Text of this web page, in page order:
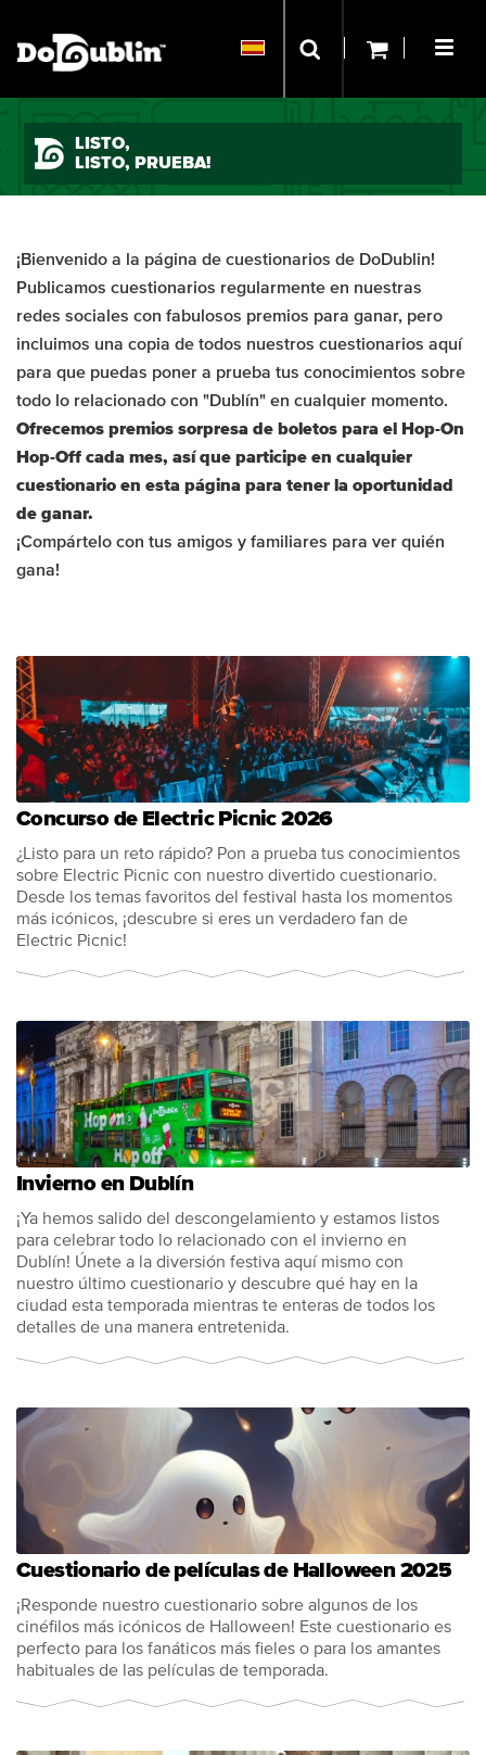
LISTO,
LISTO, PRUEBA!
¡Bienvenido a la página de cuestionarios de DoDublin!
Publicamos cuestionarios regularmente en nuestras
redes sociales con fabulosos premios para ganar, pero
incluimos una copia de todos nuestros cuestionarios aquí
para que puedas poner a prueba tus conocimientos sobre
todo lo relacionado con "Dublín" en cualquier momento.
Ofrecemos premios sorpresa de boletos para el Hop-On
Hop-Off cada mes, así que participe en cualquier
cuestionario en esta página para tener la oportunidad
de ganar.
¡Compártelo con tus amigos y familiares para ver quién
gana!
Concurso de Electric Picnic 2026
¿Listo para un reto rápido? Pon a prueba tus conocimientos
sobre Electric Picnic con nuestro divertido cuestionario.
Desde los temas favoritos del festival hasta los momentos
más icónicos, ¡descubre si eres un verdadero fan de
Electric Picnic!
Invierno en Dublín
¡Ya hemos salido del descongelamiento y estamos listos
para celebrar todo lo relacionado con el invierno en
Dublín! Únete a la diversión festiva aquí mismo con
nuestro último cuestionario y descubre qué hay en la
ciudad esta temporada mientras te enteras de todos los
detalles de una manera entretenida.
Cuestionario de películas de Halloween 2025
¡Responde nuestro cuestionario sobre algunos de los
cinéfilos más icónicos de Halloween! Este cuestionario es
perfecto para los fanáticos más fieles o para los amantes
habituales de las películas de temporada.